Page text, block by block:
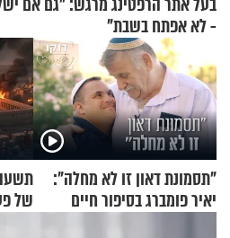
- לא אפתח בשבת"
"תסמונת דאון זו לא מחלה":
יאיר פומברג בסיפור חיים
של